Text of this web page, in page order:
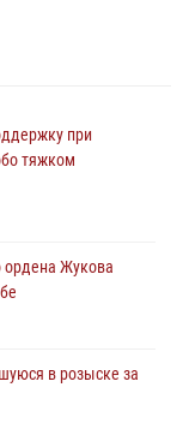
при
тяжком
ордена Жукова
в розыске за